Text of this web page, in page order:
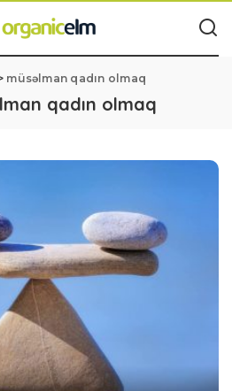
müsəlman qadın olmaq
qadın olmaq